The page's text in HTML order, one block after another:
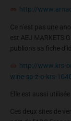
http://
Ce n’est pas une
est AEJ MARKETS
publions sa fiche
http://www.krs-
wine-sp-z-o-krs-
Elle est aussi
Ces deux sites de